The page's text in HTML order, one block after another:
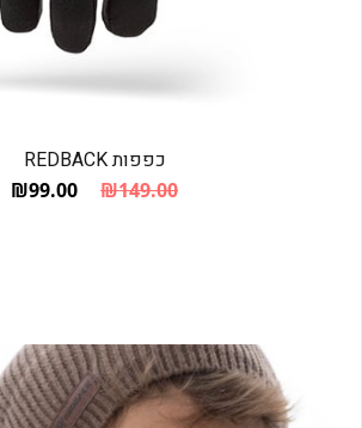
כפפות REDBACK
₪149.00 המחיר המקורי
₪99.00
המחיר הנוכחי